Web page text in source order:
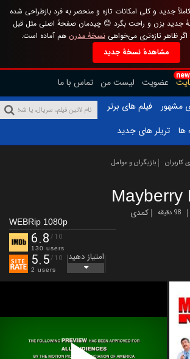
جدید و کلی امکانات تازه و منحصر به فرد بازطراحی شده
جدید بزن و راحت بگرد 😊 چیدمان صفحهٔ اصلی مثل قبل
اگر ظاهر تازه‌تری می‌خواهینسخهٔ مدرن هم آماده است.
مشاهدهٔ نسخهٔ جدید
new
عضویت لیست من تماس با ما
مشهور
فیلم های برتر
ها تریلر های جدید
کاربران بازیگران و عوامل
98 دقیقه کمدی
WEBRip 1080p
6.8 /10
130 users
5.5/10
2 users
امتیاز دهید